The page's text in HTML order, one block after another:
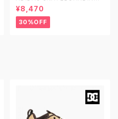
STAN SMITH ADV GX9753
26.0-27.5 アディダス スケート
ボーディング スタンスミスADV
スケシュー
¥8,470
30%OFF